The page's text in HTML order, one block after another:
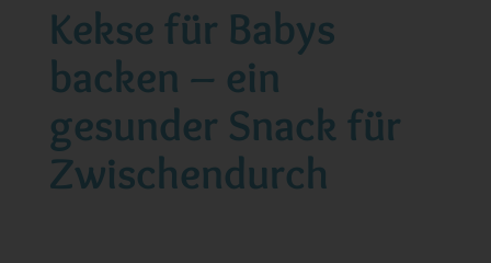
Kekse für Babys
backen – ein
gesunder Snack für
Zwischendurch